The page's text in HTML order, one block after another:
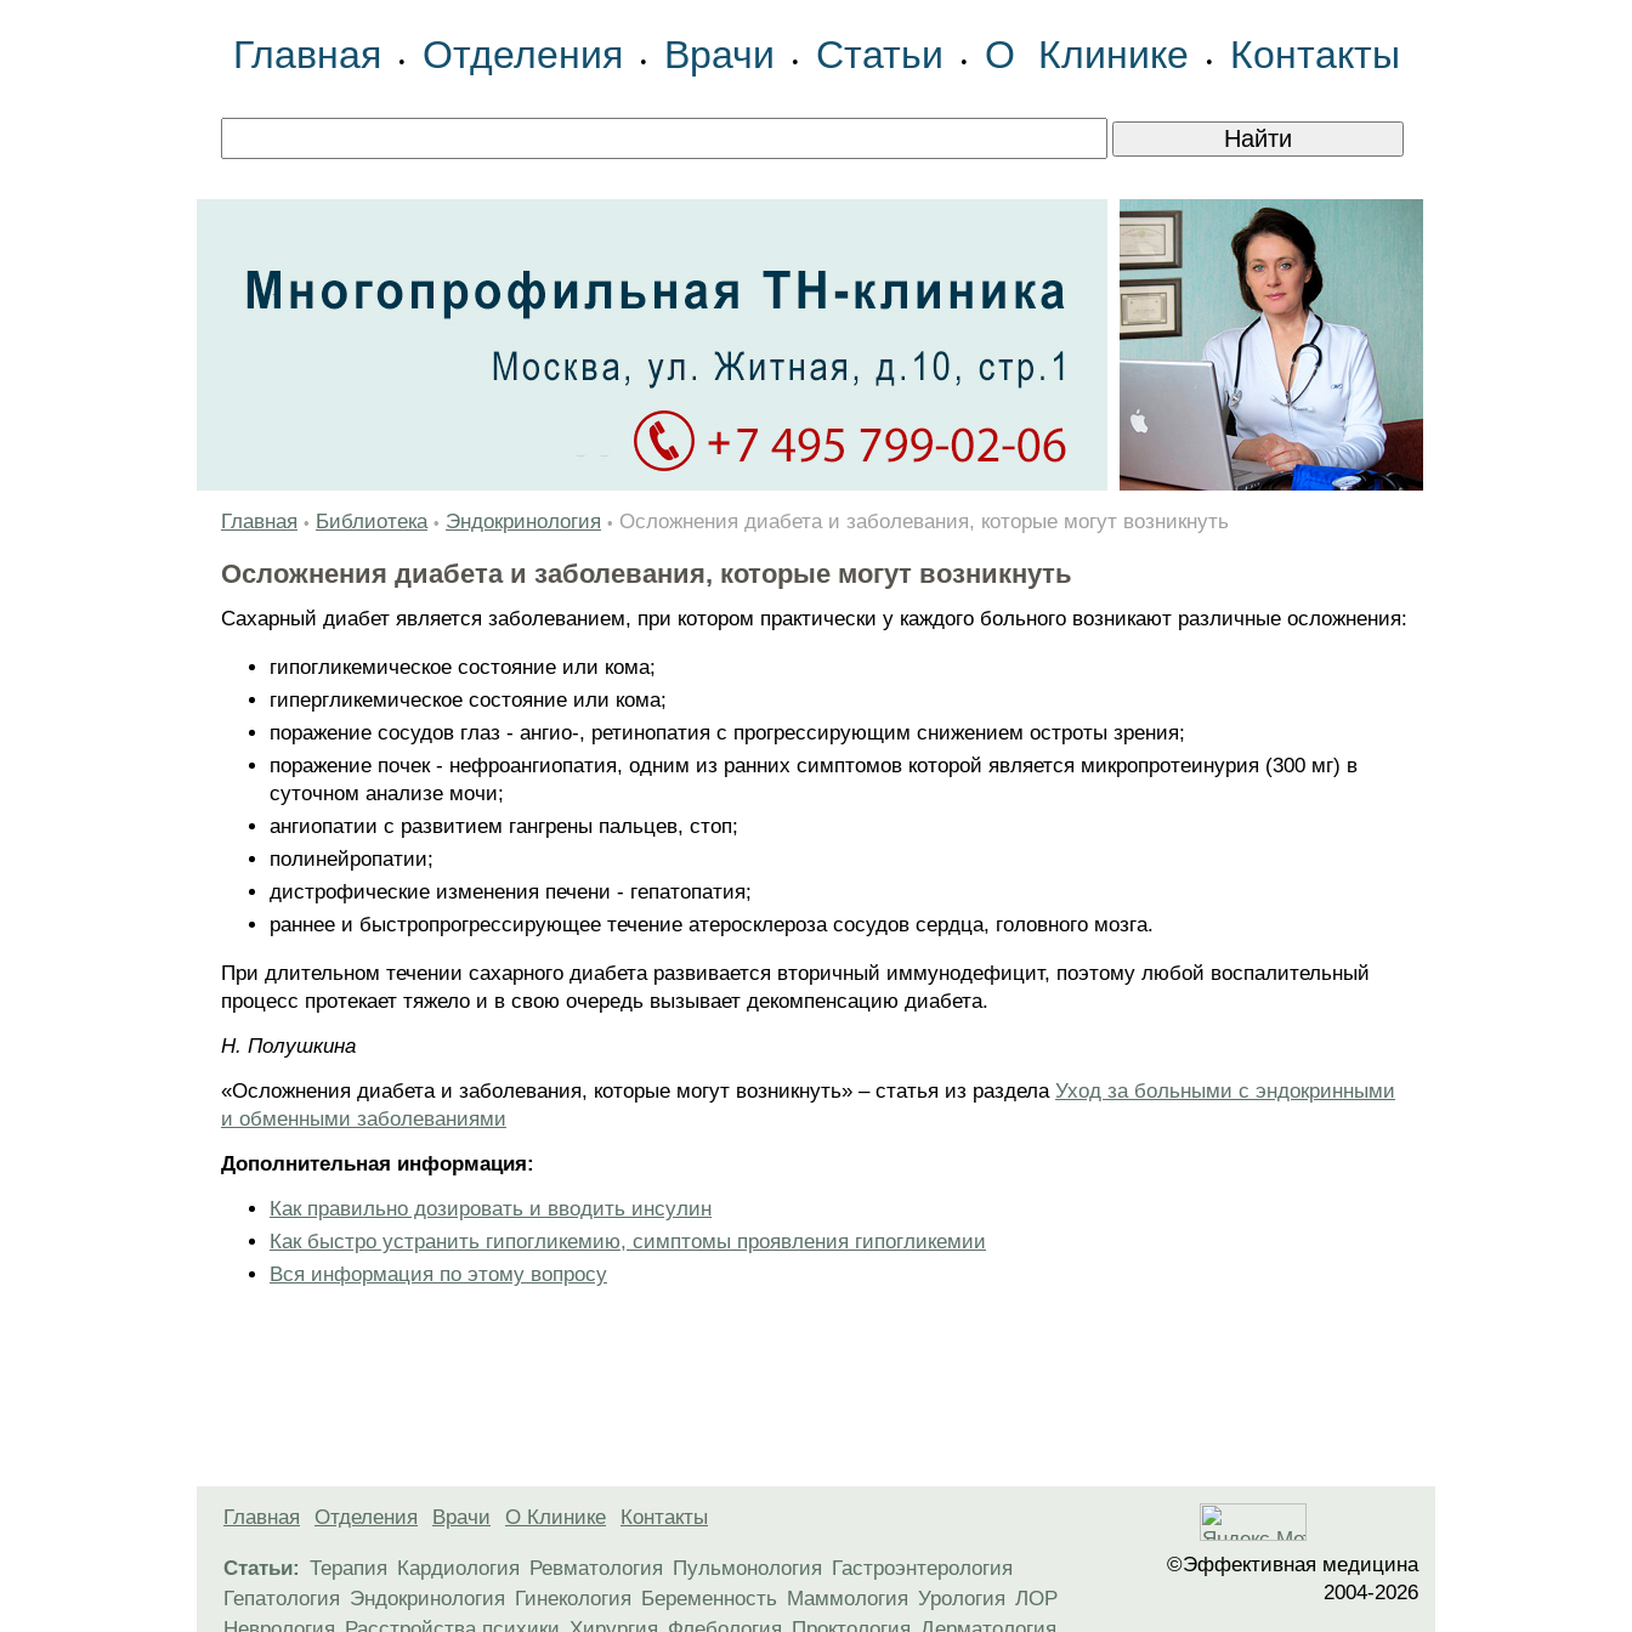
Главная • Отделения • Врачи • Статьи • О Клинике • Контакты
Главная • Библиотека • Эндокринология • Осложнения диабета и заболевания, которые могут возникнуть
Осложнения диабета и заболевания, которые могут возникнуть
Сахарный диабет является заболеванием, при котором практически у каждого больного возникают различные осложнения:
гипогликемическое состояние или кома;
гипергликемическое состояние или кома;
поражение сосудов глаз - ангио-, ретинопатия с прогрессирующим снижением остроты зрения;
поражение почек - нефроангиопатия, одним из ранних симптомов которой является микропротеинурия (300 мг) в
суточном анализе мочи;
ангиопатии с развитием гангрены пальцев, стоп;
полинейропатии;
дистрофические изменения печени - гепатопатия;
раннее и быстропрогрессирующее течение атеросклероза сосудов сердца, головного мозга.
При длительном течении сахарного диабета развивается вторичный иммунодефицит, поэтому любой воспалительный
процесс протекает тяжело и в свою очередь вызывает декомпенсацию диабета.
Н. Полушкина
«Осложнения диабета и заболевания, которые могут возникнуть» – статья из раздела Уход за больными с эндокринными
и обменными заболеваниями
Дополнительная информация:
Как правильно дозировать и вводить инсулин
Как быстро устранить гипогликемию, симптомы проявления гипогликемии
Вся информация по этому вопросу
Главная Отделения Врачи О Клинике Контакты
Статьи: Терапия Кардиология Ревматология Пульмонология Гастроэнтерология
Гепатология Эндокринология Гинекология Беременность Маммология Урология ЛОР
©Эффективная медицина
2004-2026